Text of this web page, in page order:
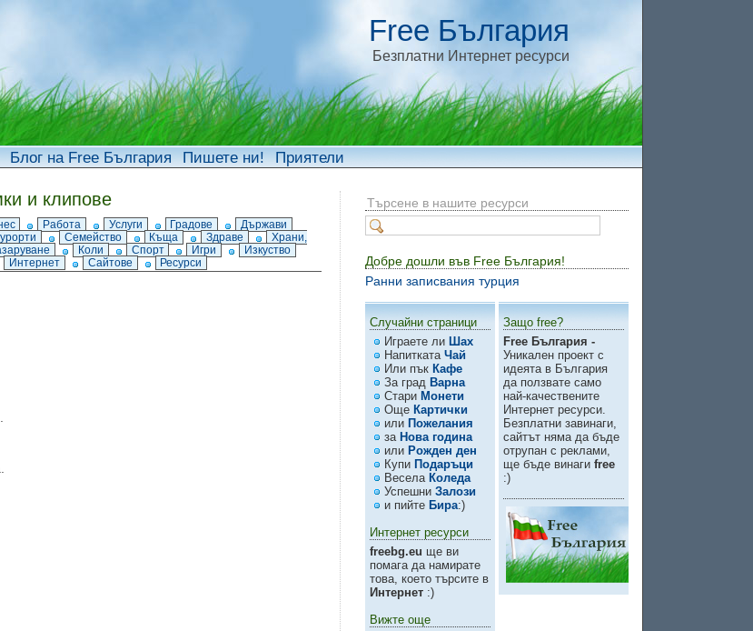
Free България
Безплатни Интернет ресурси
Блог на Free България Пишете ни! Приятели
и клипове
Работа Услуги Градове
Държави
Семейство Къща Здраве
Храни,
Коли Спорт Игри
Изкуство
Интернет Сайтове Ресурси
Търсене в нашите ресурси
Добре дошли във Free България!
Ранни записвания турция
Случайни страници
Играете ли Шах
Напитката Чай
Или пък Кафе
За град Варна
Стари Монети
Още Картички
или Пожелания
за Нова година
или Рожден ден
Купи Подаръци
Весела Коледа
Успешни Залози
и пийте Бира:)
Интернет ресурси
freebg.eu ще ви
помага да намирате
това, което търсите в
Интернет :)
Вижте още
Защо free?
Free България -
Уникален проект с
идеята в България
да ползвате само
най-качествените
Интернет ресурси.
Безплатни завинаги,
сайтът няма да бъде
отрупан с реклами,
ще бъде винаги free
:)